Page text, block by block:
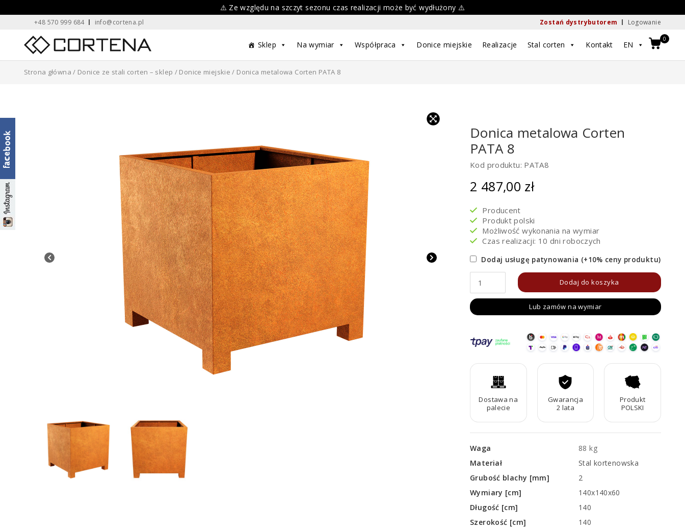
content
⚠️ Ze względu na szczyt sezonu czas realizacji może być wydłużony ⚠️
+48 570 999 684 info@cortena.pl Zostań dystrybutorem Logowanie
Home Sklep Na wymiar Współpraca Donice miejskie Realizacje Stal corten Kontakt EN
0
Strona główna / Donice ze stali corten – sklep / Donice miejskie / Donica metalowa Corten PATA 8
Donica metalowa Corten
PATA 8
Kod produktu: PATA8
2 487,00 zł
Producent
Produkt polski
Możliwość wykonania na wymiar
Czas realizacji: 10 dni roboczych
Dodaj usługę patynowania (+10% ceny produktu)
ilość
Donica
metalowa
PATA
Dodaj do koszyka
Lub zamów na wymiar
Dostawa na
palecie
Gwarancja
2 lata
Produkt
POLSKI
Waga
88 kg
Materiał
Stal kortenowska
Grubość blachy [mm]
2
Wymiary [cm]
140x140x60
Długość [cm]
140
Szerokość [cm]
140